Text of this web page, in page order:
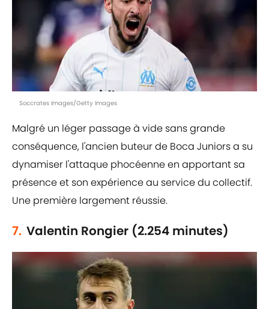
Soccrates Images/Getty Images
Malgré un léger passage à vide sans grande
conséquence, l'ancien buteur de Boca Juniors a su
dynamiser l'attaque phocéenne en apportant sa
présence et son expérience au service du collectif.
Une première largement réussie.
7. Valentin Rongier (2.254 minutes)